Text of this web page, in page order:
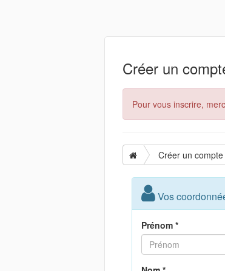
Créer un
Pour vous inscrire,
Créer un compte
Vos
Prénom *